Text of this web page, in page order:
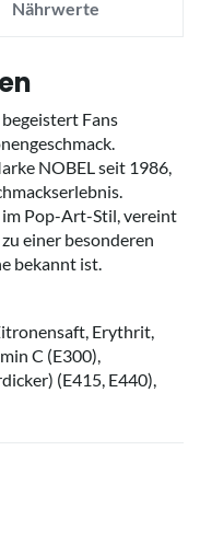
Nährwerte
Fans
NOBEL seit 1986,
Pop-Art-Stil, vereint
einer besonderen
bekannt ist.
Erythrit,
C (E300),
(E415, E440),